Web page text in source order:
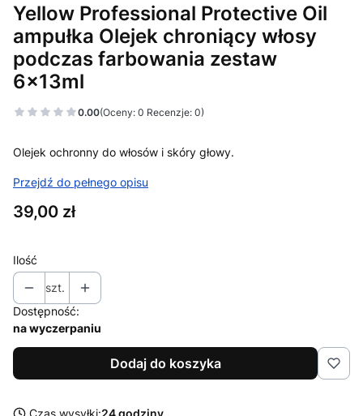
Yellow Professional Protective Oil
ampułka Olejek chroniący włosy
podczas farbowania zestaw
6x13ml
0.00(Oceny: 0 Recenzje: 0)
Olejek ochronny do włosów i skóry głowy.
Przejdź do pełnego opisu
Cena
39,00 zł
Ilość
szt.
Dostępność:
na wyczerpaniu
Dodaj do koszyka
Czas wysyłki:24 godziny